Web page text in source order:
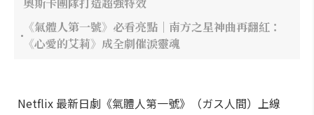
《氣體人第一號》必看亮點｜南方之星神曲再翻紅：
《心愛的艾莉》成全劇催淚靈魂
Netflix 最新日劇《氣體人第一號》（ガス人間）上線